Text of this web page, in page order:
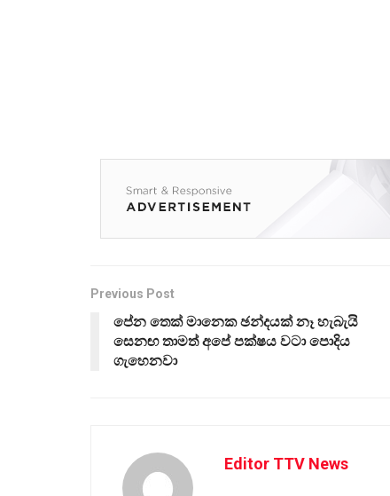
Previous Post
පේන තෙක් මානෙක ඡන්දයක් නෑ හැබැයි
සෙනඟ තාමත් අපේ පක්ෂය වටා පොදිය
ගැහෙනවා
Editor TTV News